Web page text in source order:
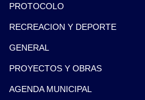
PROTOCOLO
RECREACION Y DEPORTE
GENERAL
PROYECTOS Y OBRAS
AGENDA MUNICIPAL